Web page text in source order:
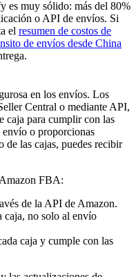
es muy sólido: más del 80%
o API de envíos. Si
el resumen de costos de
de envíos desde China
en los envíos. Los
Central o mediante API,
caja para cumplir con las
envío o proporcionas
de las cajas, puedes recibir
FBA:
de la API de Amazon.
caja, no solo al envío
caja y cumple con las